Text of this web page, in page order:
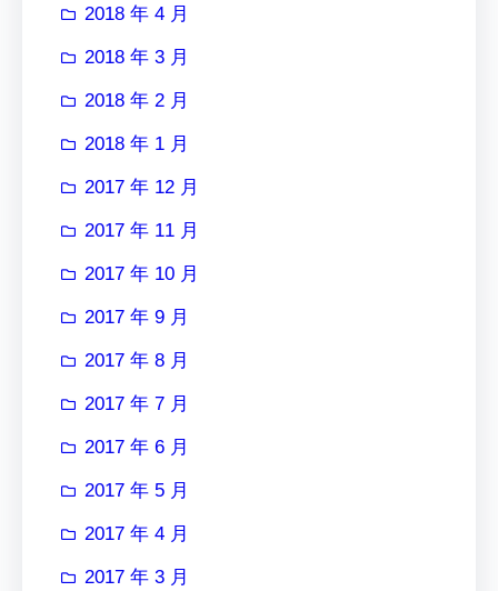
2018 年 4 月
2018 年 3 月
2018 年 2 月
2018 年 1 月
2017 年 12 月
2017 年 11 月
2017 年 10 月
2017 年 9 月
2017 年 8 月
2017 年 7 月
2017 年 6 月
2017 年 5 月
2017 年 4 月
2017 年 3 月